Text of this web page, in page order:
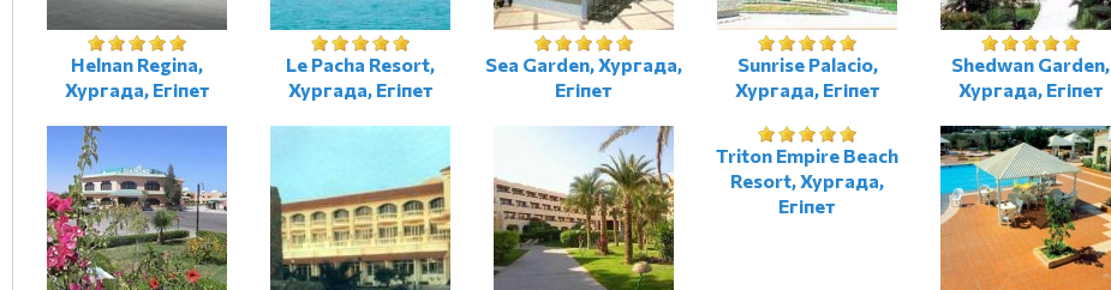
Helnan Regina,
Хургада, Егіпет
Le Pacha Resort,
Хургада, Егіпет
Sea Garden, Хургада,
Егіпет
Sunrise Palacio,
Хургада, Егіпет
Shedwan Garden,
Хургада, Егіпет
Triton Empire Beach
Resort, Хургада,
Егіпет